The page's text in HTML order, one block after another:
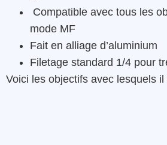
Compatible avec tous les
mode MF
Fait en alliage d’aluminium
Filetage standard 1/4 pour
Voici les objectifs avec lesquels